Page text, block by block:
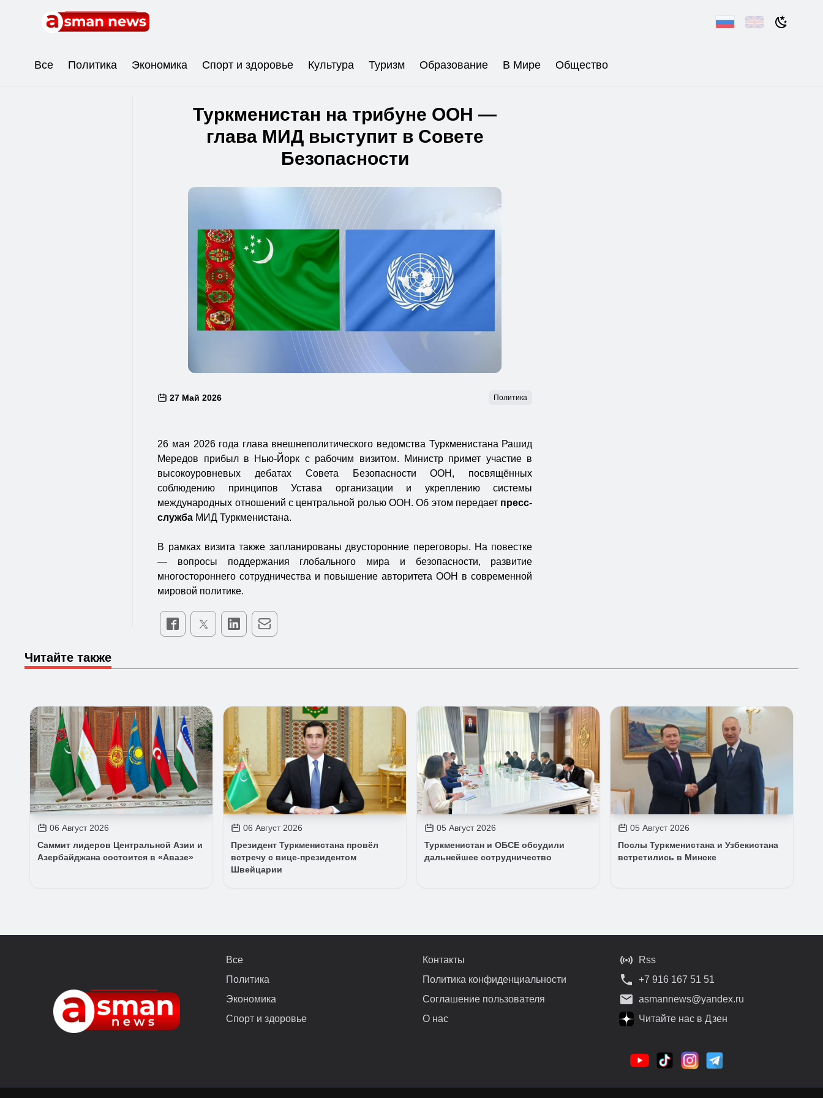
Все Политика Экономика Спорт и здоровье Культура Туризм Образование В Мире Общество
Туркменистан на трибуне ООН —
глава МИД выступит в Совете
Безопасности
27 Май 2026 Политика
26 мая 2026 года глава внешнеполитического ведомства Туркменистана Рашид
Мередов прибыл в Нью-Йорк с рабочим визитом. Министр примет участие в
высокоуровневых дебатах Совета Безопасности ООН, посвящённых
соблюдению принципов Устава организации и укреплению системы
международных отношений с центральной ролью ООН. Об этом передает пресс-
служба МИД Туркменистана.
В рамках визита также запланированы двусторонние переговоры. На повестке
— вопросы поддержания глобального мира и безопасности, развитие
многостороннего сотрудничества и повышение авторитета ООН в современной
мировой политике.
Читайте также
06 Август 2026
Саммит лидеров Центральной Азии и
Азербайджана состоится в «Авазе»
06 Август 2026
Президент Туркменистана провёл
встречу с вице-президентом
Швейцарии
05 Август 2026
Туркменистан и ОБСЕ обсудили
дальнейшее сотрудничество
05 Август 2026
Послы Туркменистана и Узбекистана
встретились в Минске
Все
Политика
Экономика
Спорт и здоровье
Контакты
Политика конфиденциальности
Соглашение пользователя
О нас
Rss
+7 916 167 51 51
asmannews@yandex.ru
Читайте нас в Дзен